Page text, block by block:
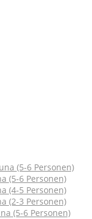
(5-6 Personen)
(5-6 Personen)
(4-5 Personen)
(2-3 Personen)
(5-6 Personen)